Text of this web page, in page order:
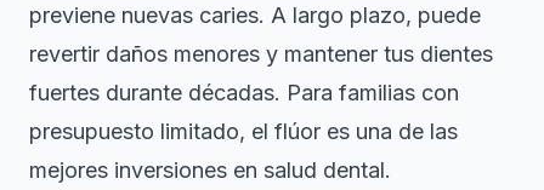
previene nuevas caries. A largo plazo, puede
revertir daños menores y mantener tus dientes
fuertes durante décadas. Para familias con
presupuesto limitado, el flúor es una de las
mejores inversiones en salud dental.